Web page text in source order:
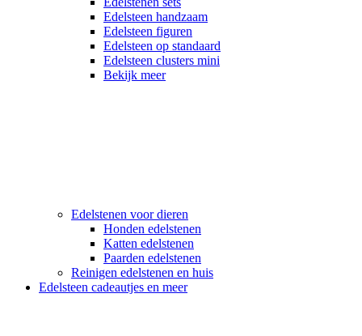
Edelsteen handzaam
Edelsteen figuren
Edelsteen op standaard
Edelsteen clusters mini
Bekijk meer
Edelstenen voor dieren
Honden edelstenen
Katten edelstenen
Paarden edelstenen
Reinigen edelstenen en huis
Edelsteen cadeautjes en meer